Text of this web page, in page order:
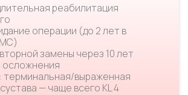
реабилитация
операции (до 2 лет в
замены через 10 лет
осложнения
терминальная/выраженная
— чаще всего KL 4